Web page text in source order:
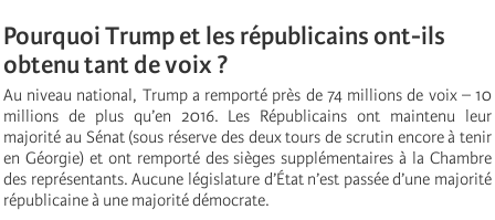
Pourquoi Trump et les républicains ont-ils
obtenu tant de voix ?
Au niveau national, Trump a remporté près de 74 millions de voix – 10
millions de plus qu’en 2016. Les Républicains ont maintenu leur
majorité au Sénat (sous réserve des deux tours de scrutin encore à tenir
en Géorgie) et ont remporté des sièges supplémentaires à la Chambre
des représentants. Aucune législature d’État n’est passée d’une majorité
républicaine à une majorité démocrate.